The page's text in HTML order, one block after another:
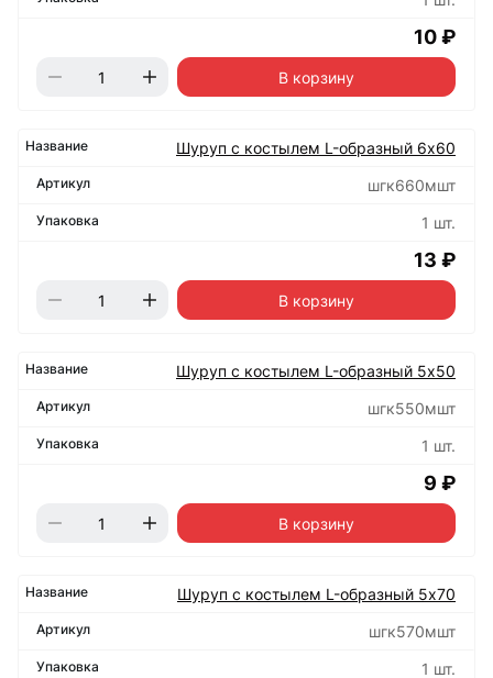
10 ₽
В корзину
Шуруп с костылем L-образный 6х60
шгк660мшт
1 шт.
13 ₽
В корзину
Шуруп с костылем L-образный 5х50
шгк550мшт
1 шт.
9 ₽
В корзину
Шуруп с костылем L-образный 5х70
шгк570мшт
1 шт.